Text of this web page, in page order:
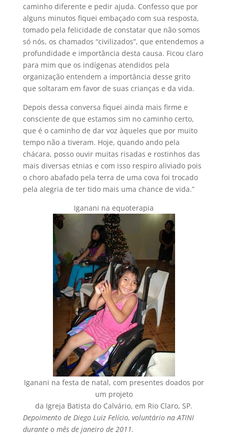
caminho diferente e pedir ajuda. Confesso que por
alguns minutos fiquei embaçado com sua resposta,
tomado pela felicidade de constatar que não somos
só nós, os chamados “civilizados”, que entendemos a
profundidade e importância desta causa. Ficou claro
para mim que os indígenas atendidos pela
organização entendem a importância desse grito
que soltaram em favor de suas crianças e da vida.
Depois dessa conversa fiquei ainda mais firme e
consciente de que estamos sim no caminho certo,
que é o caminho de dar voz àqueles que por muito
tempo não a tiveram. Hoje, quando ando pela
chácara, posso ouvir muitas risadas e rostinhos das
mais diversas etnias e com isso respiro aliviado pois
o choro abafado pela terra de uma cova foi trocado
pela alegria de ter tido mais uma chance de vida.”
Iganani na equoterapia
Iganani na festa de natal, com presentes doados por
um projeto
da Igreja Batista do Calvário, em Rio Claro, SP.
Depoimento de Diego Luiz Felício, voluntário na ATINI
durante o mês de janeiro de 2011.